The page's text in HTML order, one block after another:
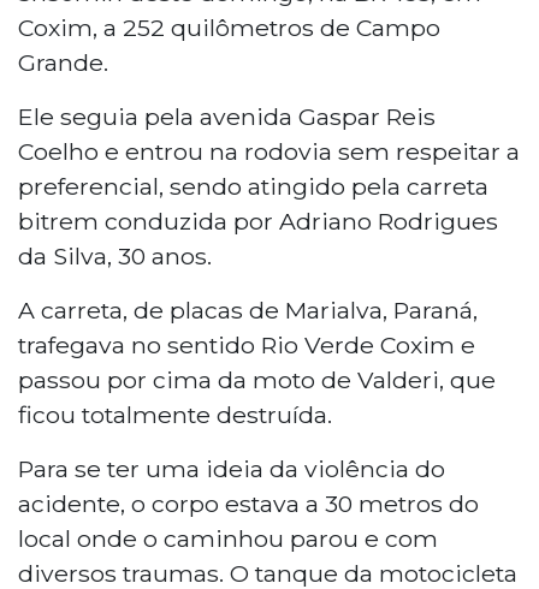
Coxim, a 252 quilômetros de Campo
Grande.
Ele seguia pela avenida Gaspar Reis
Coelho e entrou na rodovia sem respeitar a
preferencial, sendo atingido pela carreta
bitrem conduzida por Adriano Rodrigues
da Silva, 30 anos.
A carreta, de placas de Marialva, Paraná,
trafegava no sentido Rio Verde Coxim e
passou por cima da moto de Valderi, que
ficou totalmente destruída.
Para se ter uma ideia da violência do
acidente, o corpo estava a 30 metros do
local onde o caminhou parou e com
diversos traumas. O tanque da motocicleta